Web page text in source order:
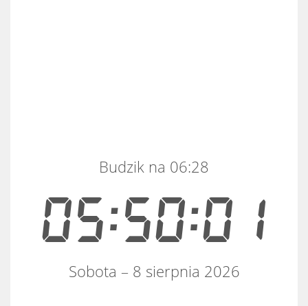
05:50:01
Budzik na 06:28
Sobota – 8 sierpnia 2026